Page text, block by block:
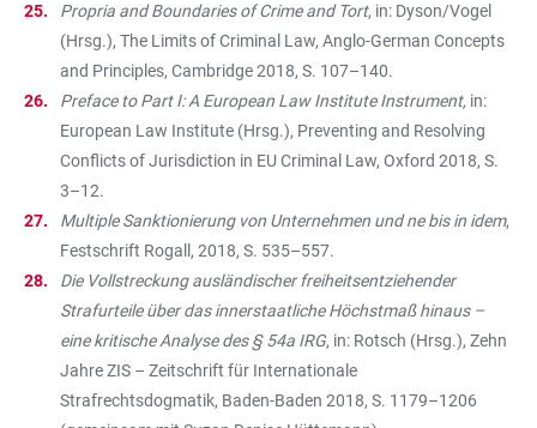
Propria and Boundaries of Crime and Tort, in: Dyson/Vogel
(Hrsg.), The Limits of Criminal Law, Anglo-German Concepts
and Principles, Cambridge 2018, S. 107–140.
Preface to Part I: A European Law Institute Instrument, in:
European Law Institute (Hrsg.), Preventing and Resolving
Conflicts of Jurisdiction in EU Criminal Law, Oxford 2018, S.
3–12.
Multiple Sanktionierung von Unternehmen und ne bis in idem,
Festschrift Rogall, 2018, S. 535–557.
Die Vollstreckung ausländischer freiheitsentziehender
Strafurteile über das innerstaatliche Höchstmaß hinaus –
eine kritische Analyse des § 54a IRG, in: Rotsch (Hrsg.), Zehn
Jahre ZIS – Zeitschrift für Internationale
Strafrechtsdogmatik, Baden-Baden 2018, S. 1179–1206